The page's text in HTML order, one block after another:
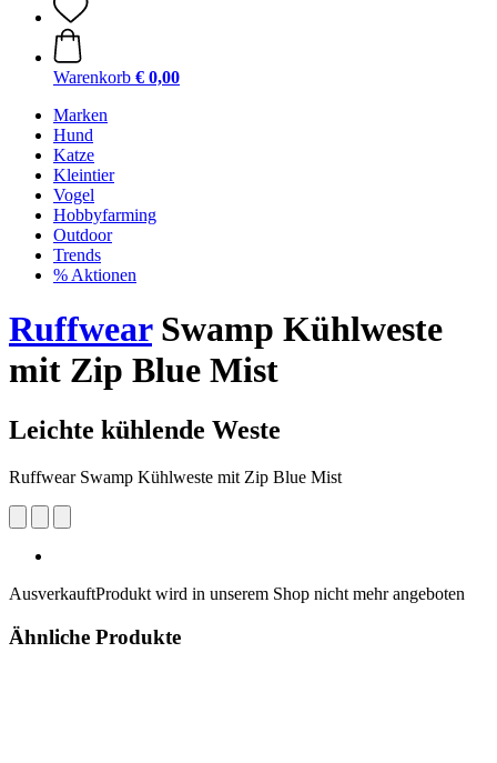
Warenkorb € 0,00
Marken
Hund
Katze
Kleintier
Vogel
Hobbyfarming
Outdoor
Trends
% Aktionen
RuffwearSwamp Kühlweste
mit Zip Blue Mist
Leichte kühlende Weste
Ruffwear Swamp Kühlweste mit Zip Blue Mist
AusverkauftProdukt wird in unserem Shop nicht mehr angeboten
Ähnliche Produkte